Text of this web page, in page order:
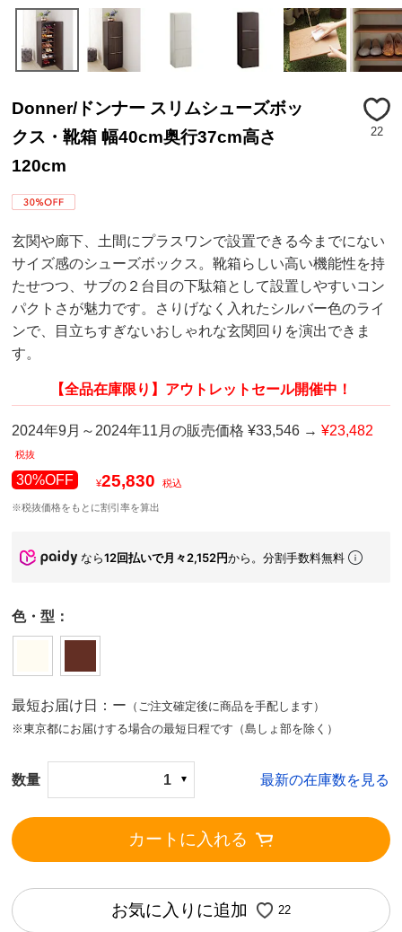
Donner/ドンナー スリムシューズボッ
クス・靴箱 幅40cm奥行37cm高さ
120cm
22
玄関や廊下、土間にプラスワンで設置できる今までにない
サイズ感のシューズボックス。靴箱らしい高い機能性を持
たせつつ、サブの２台目の下駄箱として設置しやすいコン
パクトさが魅力です。さりげなく入れたシルバー色のライ
ンで、目立ちすぎないおしゃれな玄関回りを演出できま
す。
【全品在庫限り】アウトレットセール開催中！
2024年9月～2024年11月の販売価格 ¥33,546 →¥23,482
税抜
30%OFF ¥25,830 税込
※税抜価格をもとに割引率を算出
なら12回払いで月々2,152円から。分割手数料無料
色・型：
最短お届け日：ー （ご注文確定後に商品を手配します）
※東京都にお届けする場合の最短日程です（島しょ部を除く）
数量 1 最新の在庫数を見る
カートに入れる
お気に入りに追加 22